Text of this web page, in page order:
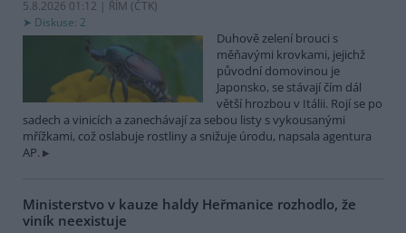
5.8.2026 01:12 | ŘÍM (ČTK)
Diskuse: 2
Duhově zelení brouci s
měňavými krovkami, jejichž
původní domovinou je
Japonsko, se stávají čím dál
větší hrozbou v Itálii. Rojí se po
sadech a vinicích a zanechávají za sebou listy s vykousanými
mřížkami, což oslabuje rostliny a snižuje úrodu, napsala agentura
AP.
Ministerstvo v kauze haldy Heřmanice rozhodlo, že
viník neexistuje